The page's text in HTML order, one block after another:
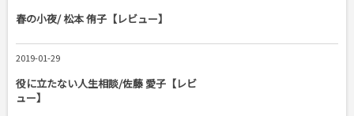
春の小夜/ 松本 侑子【レビュー】
2019-01-29
役に立たない人生相談/佐藤 愛子【レビ
ュー】